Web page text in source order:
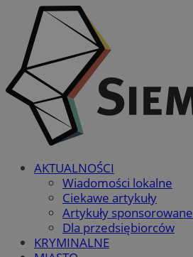
AKTUALNOŚCI
Wiadomości lokalne
Ciekawe artykuły
Artykuły sponsorowane
Dla przedsiębiorców
KRYMINALNE